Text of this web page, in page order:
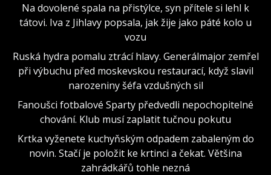
Na dovolené spala na přistýlce, syn přítele si lehl k
tátovi. Iva z Jihlavy popsala, jak žije jako páté kolo u
vozu
Ruská hydra pomalu ztrácí hlavy. Generálmajor zemřel
při výbuchu před moskevskou restaurací, když slavil
narozeniny šéfa vzdušných sil
Fanoušci fotbalové Sparty předvedli nepochopitelné
chování. Klub musí zaplatit tučnou pokutu
Krtka vyženete kuchyňským odpadem zabaleným do
novin. Stačí je položit ke krtinci a čekat. Většina
zahrádkářů tohle nezná